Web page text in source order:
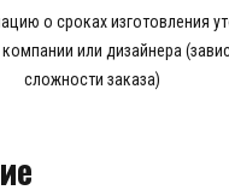
о сроках изготовления
или дизайнера
сложности заказа)